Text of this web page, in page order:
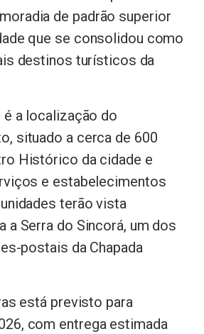
de padrão superior
que se consolidou como
destinos turísticos da
a localização do
situado a cerca de 600
Histórico da cidade e
e estabelecimentos
terão vista
a Serra do Sincorá, um dos
postais da Chapada
está previsto para
com entrega estimada